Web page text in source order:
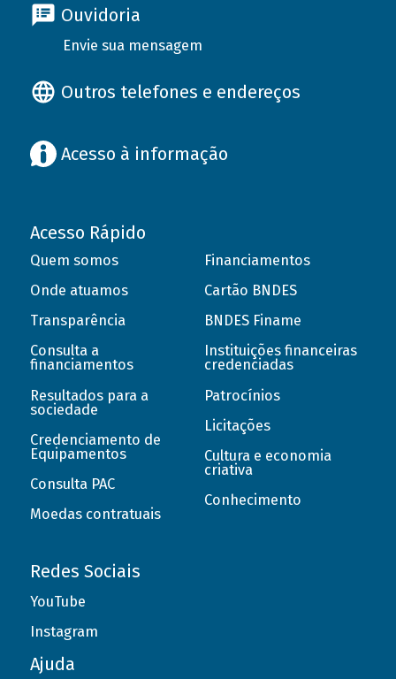
Ouvidoria
Envie sua mensagem
Outros telefones e endereços
Acesso à informação
Acesso Rápido
Quem somos
Onde atuamos
Transparência
Consulta a
financiamentos
Resultados para a
sociedade
Credenciamento de
Equipamentos
Consulta PAC
Moedas contratuais
Financiamentos
Cartão BNDES
BNDES Finame
Instituições financeiras
credenciadas
Patrocínios
Licitações
Cultura e economia
criativa
Conhecimento
Redes Sociais
YouTube
Instagram
Ajuda